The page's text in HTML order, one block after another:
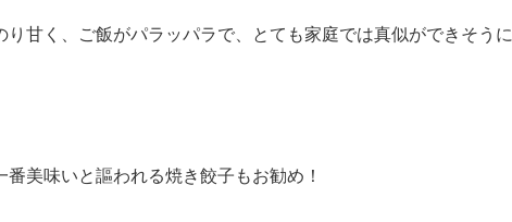
り甘く、ご飯がパラッパラで、とても家庭では真似ができそうに
番美味いと謳われる焼き餃子もお勧め！